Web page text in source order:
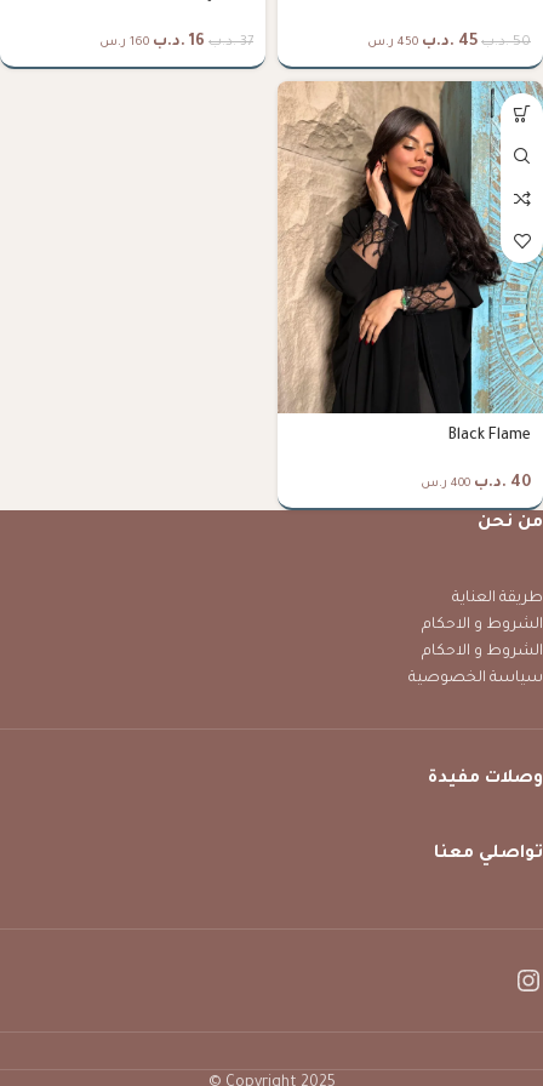
50 .د.ب 45 .د.ب 450 ر.س 37 .د.ب 16 .د.ب 160 ر.س
Black Flame
40 .د.ب 400 ر.س
من نحن
طريقة العناية
الشروط و الاحكام
الشروط و الاحكام
سياسة الخصوصية
وصلات مفيدة
تواصلي معنا